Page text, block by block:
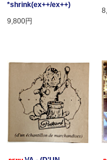
*shrink(ex++/ex++)
9,800円